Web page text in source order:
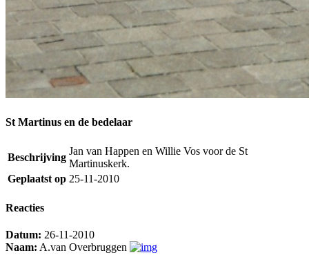
St Martinus en de bedelaar
Beschrijving
Jan van Happen en Willie Vos voor de St
Martinuskerk.
Geplaatst op 25-11-2010
Reacties
Datum: 26-11-2010
Naam: A.van Overbruggen